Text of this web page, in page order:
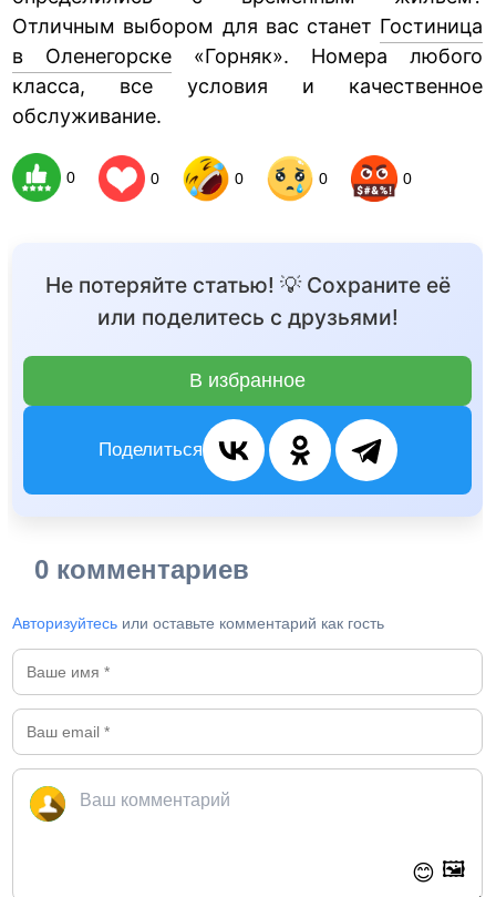
Отличным выбором для вас станет Гостиница
в Оленегорске «Горняк». Номера любого
класса, все условия и качественное
обслуживание.
0 0 0 0 0
Не потеряйте статью! 💡 Сохраните её
или поделитесь с друзьями!
В избранное
Поделиться
0 комментариев
Авторизуйтесь или оставьте комментарий как гость
😊 🖼️